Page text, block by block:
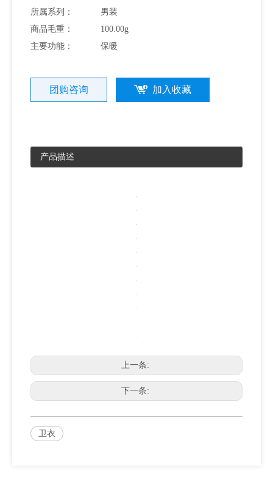
所属系列：
男装
商品毛重：
100.00g
主要功能：
保暖
团购咨询 加入收藏
产品描述
上一条:
下一条:
卫衣